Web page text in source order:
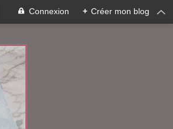
Connexion + Créer mon blog